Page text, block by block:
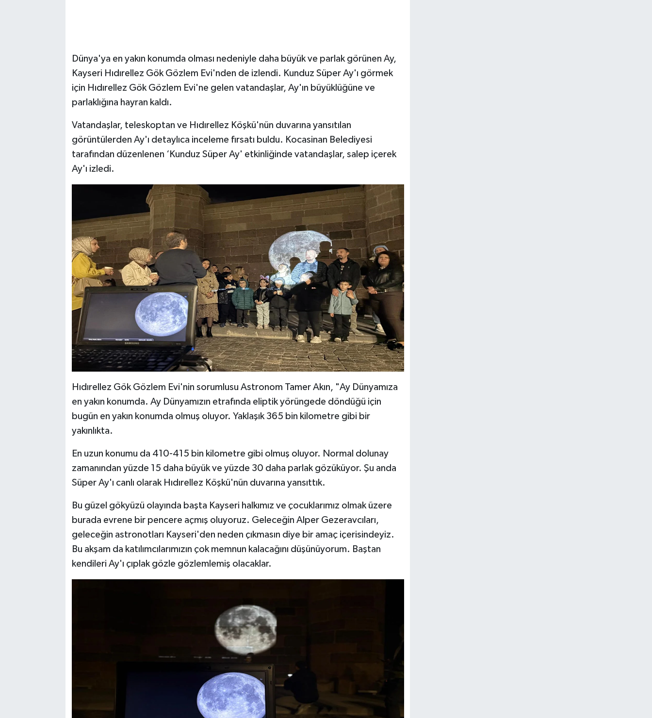
Dünya'ya en yakın konumda olması nedeniyle daha büyük ve parlak görünen Ay,
Kayseri Hıdırellez Gök Gözlem Evi'nden de izlendi. Kunduz Süper Ay'ı görmek
için Hıdırellez Gök Gözlem Evi'ne gelen vatandaşlar, Ay'ın büyüklüğüne ve
parlaklığına hayran kaldı.
Vatandaşlar, teleskoptan ve Hıdırellez Köşkü'nün duvarına yansıtılan
görüntülerden Ay'ı detaylıca inceleme fırsatı buldu. Kocasinan Belediyesi
tarafından düzenlenen ‘Kunduz Süper Ay' etkinliğinde vatandaşlar, salep içerek
Ay'ı izledi.
Hıdırellez Gök Gözlem Evi'nin sorumlusu Astronom Tamer Akın, "Ay Dünyamıza
en yakın konumda. Ay Dünyamızın etrafında eliptik yörüngede döndüğü için
bugün en yakın konumda olmuş oluyor. Yaklaşık 365 bin kilometre gibi bir
yakınlıkta.
En uzun konumu da 410-415 bin kilometre gibi olmuş oluyor. Normal dolunay
zamanından yüzde 15 daha büyük ve yüzde 30 daha parlak gözüküyor. Şu anda
Süper Ay'ı canlı olarak Hıdırellez Köşkü'nün duvarına yansıttık.
Bu güzel gökyüzü olayında başta Kayseri halkımız ve çocuklarımız olmak üzere
burada evrene bir pencere açmış oluyoruz. Geleceğin Alper Gezeravcıları,
geleceğin astronotları Kayseri'den neden çıkmasın diye bir amaç içerisindeyiz.
Bu akşam da katılımcılarımızın çok memnun kalacağını düşünüyorum. Baştan
kendileri Ay'ı çıplak gözle gözlemlemiş olacaklar.